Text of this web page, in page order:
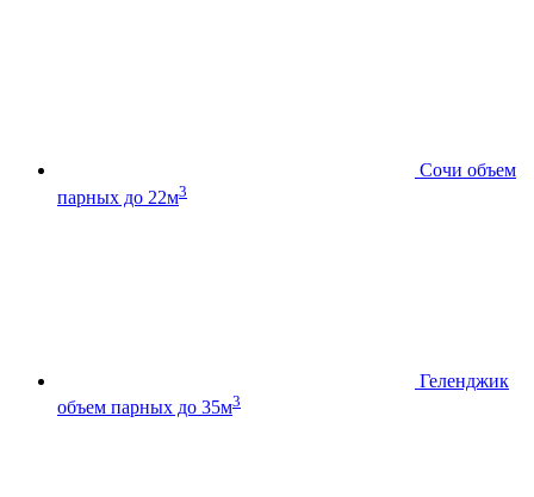
Сочи объем
парных до 22м3
Геленджик
объем парных до 35м3